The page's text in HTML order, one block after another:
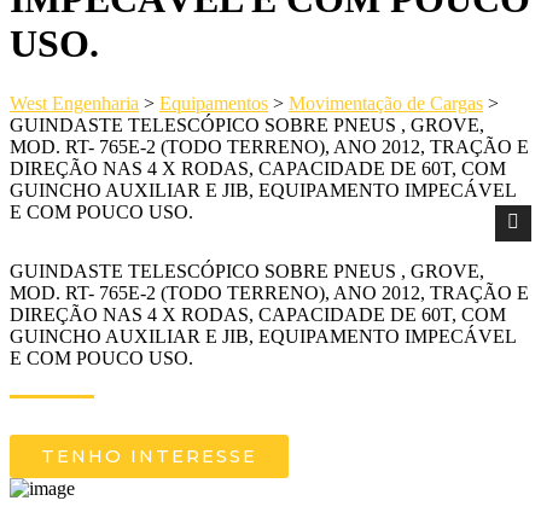
USO.
West Engenharia > Equipamentos > Movimentação de Cargas >
GUINDASTE TELESCÓPICO SOBRE PNEUS , GROVE,
MOD. RT- 765E-2 (TODO TERRENO), ANO 2012, TRAÇÃO E
DIREÇÃO NAS 4 X RODAS, CAPACIDADE DE 60T, COM
GUINCHO AUXILIAR E JIB, EQUIPAMENTO IMPECÁVEL
E COM POUCO USO.
GUINDASTE TELESCÓPICO SOBRE PNEUS , GROVE,
MOD. RT- 765E-2 (TODO TERRENO), ANO 2012, TRAÇÃO E
DIREÇÃO NAS 4 X RODAS, CAPACIDADE DE 60T, COM
GUINCHO AUXILIAR E JIB, EQUIPAMENTO IMPECÁVEL
E COM POUCO USO.
TENHO INTERESSE